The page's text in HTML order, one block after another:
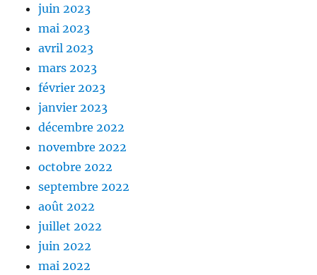
juin 2023
mai 2023
avril 2023
mars 2023
février 2023
janvier 2023
décembre 2022
novembre 2022
octobre 2022
septembre 2022
août 2022
juillet 2022
juin 2022
mai 2022